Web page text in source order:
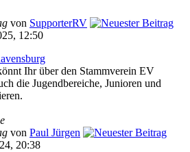
von SupporterRV
12:50
Ihr über den Stammverein EV
die Jugendbereiche, Junioren und
von Paul Jürgen
20:38